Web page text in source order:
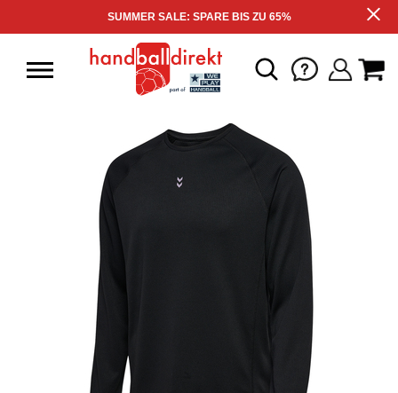
SUMMER SALE: SPARE BIS ZU 65%